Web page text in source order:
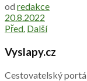
od redakce
20.8.2022
Před. Další
Vyslapy.cz
Cestovatelský